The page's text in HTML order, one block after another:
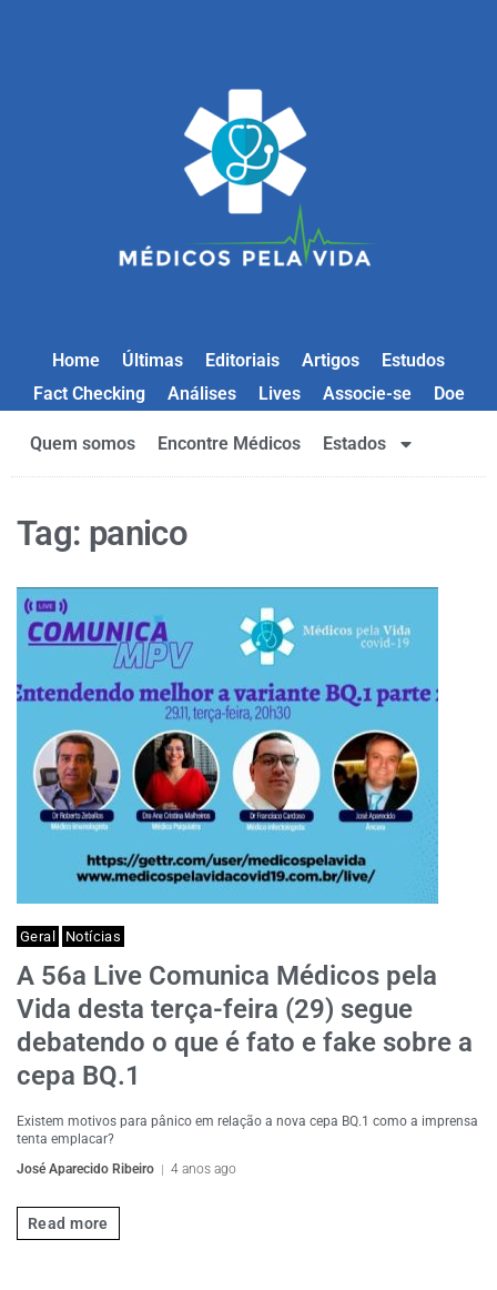
Home Últimas Editoriais Artigos
Estudos
Fact Checking
Análises Lives Associe-se Doe
Quem somos Encontre Médicos Estados
Tag: panico
Geral Notícias
A 56a Live Comunica Médicos pela
Vida desta terça-feira (29) segue
debatendo o que é fato e fake sobre a
cepa BQ.1
Existem motivos para pânico em relação a nova cepa BQ.1 como a imprensa
tenta emplacar?
José Aparecido Ribeiro
4 anos ago
Read more